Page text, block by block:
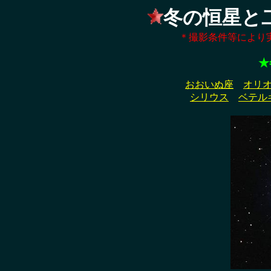
冬の恒星と
＊撮影条件等によ
★
おおいぬ座
シリウス
オリ
ベテル